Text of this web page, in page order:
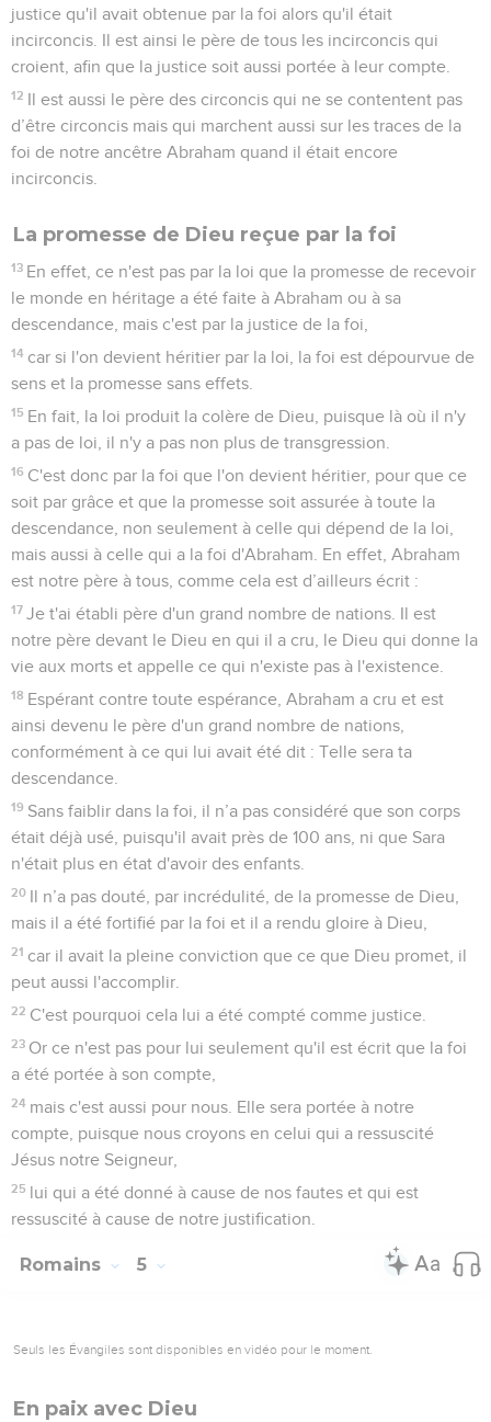
justice qu'il avait obtenue par la foi alors qu'il était
incirconcis. Il est ainsi le père de tous les incirconcis qui
croient, afin que la justice soit aussi portée à leur compte.
12 Il est aussi le père des circoncis qui ne se contentent pas
d’être circoncis mais qui marchent aussi sur les traces de la
foi de notre ancêtre Abraham quand il était encore
incirconcis.
La promesse de Dieu reçue par la foi
13 En effet, ce n'est pas par la loi que la promesse de recevoir
le monde en héritage a été faite à Abraham ou à sa
descendance, mais c'est par la justice de la foi,
14 car si l'on devient héritier par la loi, la foi est dépourvue de
sens et la promesse sans effets.
15 En fait, la loi produit la colère de Dieu, puisque là où il n'y
a pas de loi, il n'y a pas non plus de transgression.
16 C'est donc par la foi que l'on devient héritier, pour que ce
soit par grâce et que la promesse soit assurée à toute la
descendance, non seulement à celle qui dépend de la loi,
mais aussi à celle qui a la foi d'Abraham. En effet, Abraham
est notre père à tous, comme cela est d’ailleurs écrit :
17 Je t'ai établi père d'un grand nombre de nations. Il est
notre père devant le Dieu en qui il a cru, le Dieu qui donne la
vie aux morts et appelle ce qui n'existe pas à l'existence.
18 Espérant contre toute espérance, Abraham a cru et est
ainsi devenu le père d'un grand nombre de nations,
conformément à ce qui lui avait été dit : Telle sera ta
descendance.
19 Sans faiblir dans la foi, il n’a pas considéré que son corps
était déjà usé, puisqu'il avait près de 100 ans, ni que Sara
n'était plus en état d'avoir des enfants.
20 Il n’a pas douté, par incrédulité, de la promesse de Dieu,
mais il a été fortifié par la foi et il a rendu gloire à Dieu,
21 car il avait la pleine conviction que ce que Dieu promet, il
peut aussi l'accomplir.
22 C'est pourquoi cela lui a été compté comme justice.
23 Or ce n'est pas pour lui seulement qu'il est écrit que la foi
a été portée à son compte,
24 mais c'est aussi pour nous. Elle sera portée à notre
compte, puisque nous croyons en celui qui a ressuscité
Jésus notre Seigneur,
25 lui qui a été donné à cause de nos fautes et qui est
ressuscité à cause de notre justification.
Romains 5
Seuls les Évangiles sont disponibles en vidéo pour le moment.
En paix avec Dieu